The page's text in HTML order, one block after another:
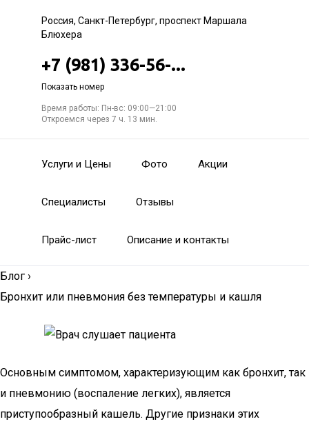
Россия, Санкт-Петербург, проспект Маршала
Блюхера
+7 (981) 336-56-...
Показать номер
Время работы: Пн-вс: 09:00—21:00
Откроемся через 7 ч. 13 мин.
Услуги и Цены Фото Акции
Специалисты Отзывы
Прайс-лист Описание и контакты
Блог ›
Бронхит или пневмония без температуры и кашля
Основным симптомом, характеризующим как бронхит, так
и пневмонию (воспаление легких), является
приступообразный кашель. Другие признаки этих